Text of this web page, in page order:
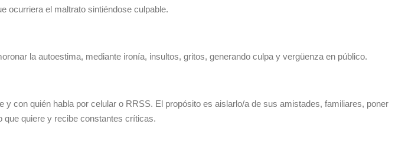
ocurriera el maltrato sintiéndose culpable.
la autoestima, mediante ironía, insultos, gritos, generando culpa y vergüenza en público.
con quién habla por celular o RRSS. El propósito es aislarlo/a de sus amistades, familiares, poner
que quiere y recibe constantes críticas.